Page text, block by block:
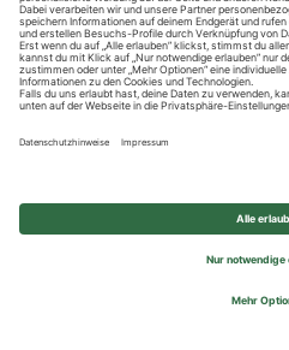
Privatsphäre-
© 2026 REWE Group